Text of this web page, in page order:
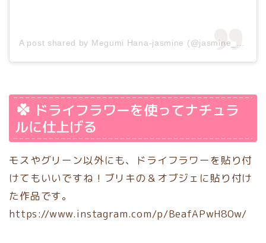
ドライフラワーを使ってナチュラ
ルに仕上げる
モスやグリーン以外にも、ドライフラワーを貼り付
けてもいいですね！ブリキの＆オブジェに貼り付け
た作品です。
https://www.instagram.com/p/BeafAPwH80w/